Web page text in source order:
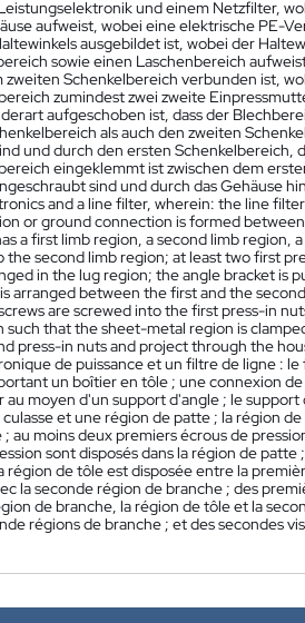
und einem Netzfilter,
aufweist, wobei eine elektrische PE-
ausgebildet ist, wobei der
sowie einen Laschenbereich
zweiten Schenkelbereich verbunden ist,
zumindest zwei zweite
aufgeschoben ist, dass der
als auch den zweiten
und durch den ersten Schenkelbereich,
eingeklemmt ist zwischen dem
sind und durch das Gehäuse
and a line filter, wherein: the line
or ground connection is formed
a first limb region, a second limb region,
second limb region; at least two first
in the lug region; the angle bracket
arranged between the first and the
are screwed into the first press-in
that the sheet-metal region is
press-in nuts and project through the
de puissance et un filtre de ligne :
un boîtier en tôle ; une connexion
moyen d'un support d'angle ; le
et une région de patte ; la région
au moins deux premiers écrous de
sont disposés dans la région de
de tôle est disposée entre la
la seconde région de branche ; des
de branche, la région de tôle et la
régions de branche ; et des secondes